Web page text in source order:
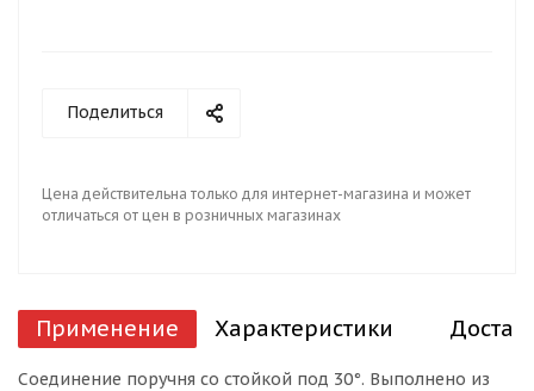
Поделиться
Цена действительна только для интернет-магазина и может
отличаться от цен в розничных магазинах
Применение Характеристики
Соединение поручня со стойкой под 30°. Выполнено из